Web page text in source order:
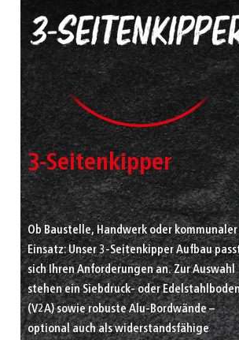
3-Seitenkipper
Ob Baustelle, Handwerk oder kommunaler
Einsatz: Unser 3-Seitenkipper Aufbau
sich Ihren Anforderungen an. Zur Auswahl
stehen ein Siebdruck- oder
(V2A) sowie robuste Alu-Bordwände –
optional auch als widerstandsfähige